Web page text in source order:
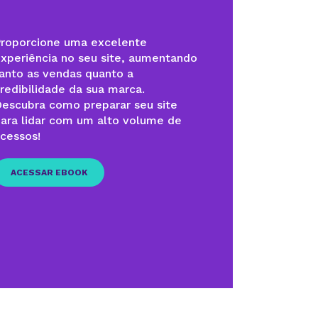
uma excelente
no seu site, aumentando
as vendas quanto a
da sua marca.
como preparar seu site
lidar com um alto volume de
ACESSAR EBOOK